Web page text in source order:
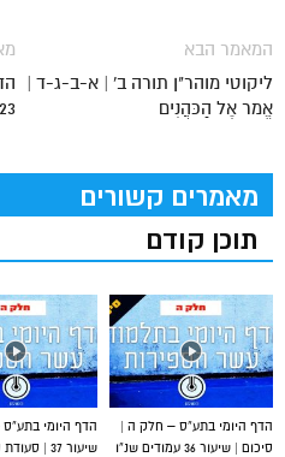
23 עמודים רמ"ז-רמ"ח
המאמר הבא
ליקוטי מוהר"ן תורה ב' | א-ב-ג-ד |
אֱמר אֶל הַכּהֲנִים
מאמרים קשורים
תוכן קודם
הדף היומי
שיעור 37 | סעודת סיום
הדף היומי בתע”ס – חלק ה |
סיכום | שיעור 36 עמודים שנ”ו